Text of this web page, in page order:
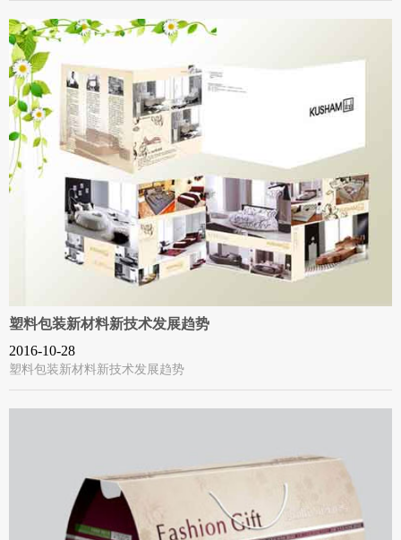
塑料包装新材料新技术发展趋势
2016-10-28
塑料包装新材料新技术发展趋势